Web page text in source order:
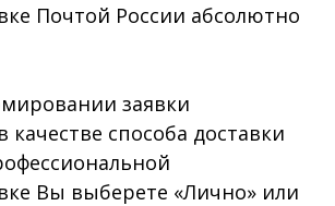
Почтой России абсолютно
заявки
качестве способа доставки
Вы выберете «Лично» или